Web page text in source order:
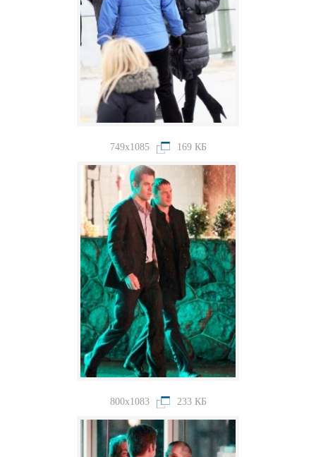
749x1085 169 КБ
800x1083 233 КБ